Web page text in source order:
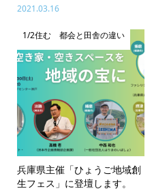
2021.03.16
1/2住む 都会と田舎の違い
兵庫県主催「ひょうご地域創
生フェス」に登壇します。